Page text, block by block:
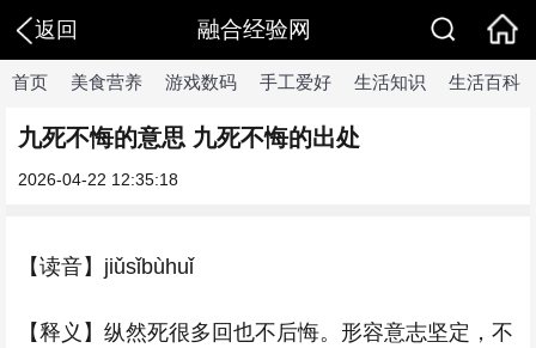
返回 融合经验网
首页 美食营养 游戏数码 手工爱好 生活知识 生活百科
九死不悔的意思 九死不悔的出处
2026-04-22 12:35:18
【读音】jiǔsǐbùhuǐ
【释义】纵然死很多回也不后悔。形容意志坚定，不